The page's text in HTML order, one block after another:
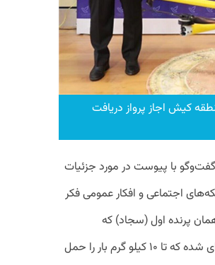
کیش اجاز پرواز دریافت
با پیوست در مورد جزئیات
اجتماعی و افکار عمومی فکر
پرنده اول (سجاد) که
می‌توانست فقط یک کیلوگرم بار حمل کند تبدیل به پرنده‌ای شده که تا ۱۰ کیلو گرم بار را حمل